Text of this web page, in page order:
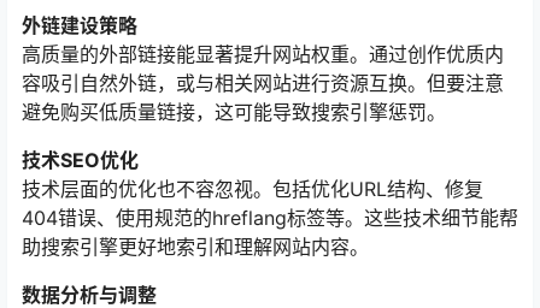
外链建设策略
高质量的外部链接能显著提升网站权重。通过创作优质内
容吸引自然外链，或与相关网站进行资源互换。但要注意
避免购买低质量链接，这可能导致搜索引擎惩罚。
技术SEO优化
技术层面的优化也不容忽视。包括优化URL结构、修复
404错误、使用规范的hreflang标签等。这些技术细节能帮
助搜索引擎更好地索引和理解网站内容。
数据分析与调整